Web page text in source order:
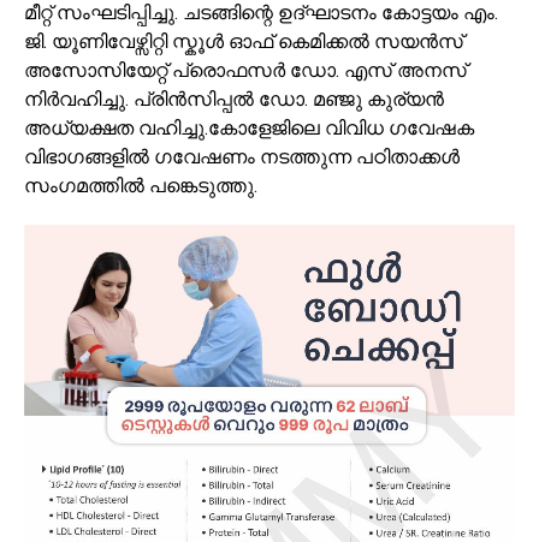
മീറ്റ് സംഘടിപ്പിച്ചു. ചടങ്ങിന്റെ ഉദ്ഘാടനം കോട്ടയം എം.
ജി. യൂണിവേഴ്സിറ്റി സ്കൂൾ ഓഫ് കെമിക്കൽ സയൻസ്
അസോസിയേറ്റ് പ്രൊഫസർ ഡോ. എസ് അനസ്
നിർവഹിച്ചു. പ്രിൻസിപ്പൽ ഡോ. മഞ്ജു കുര്യൻ
അധ്യക്ഷത വഹിച്ചു.കോളേജിലെ വിവിധ ഗവേഷക
വിഭാഗങ്ങളിൽ ഗവേഷണം നടത്തുന്ന പഠിതാക്കൾ
സംഗമത്തിൽ പങ്കെടുത്തു.